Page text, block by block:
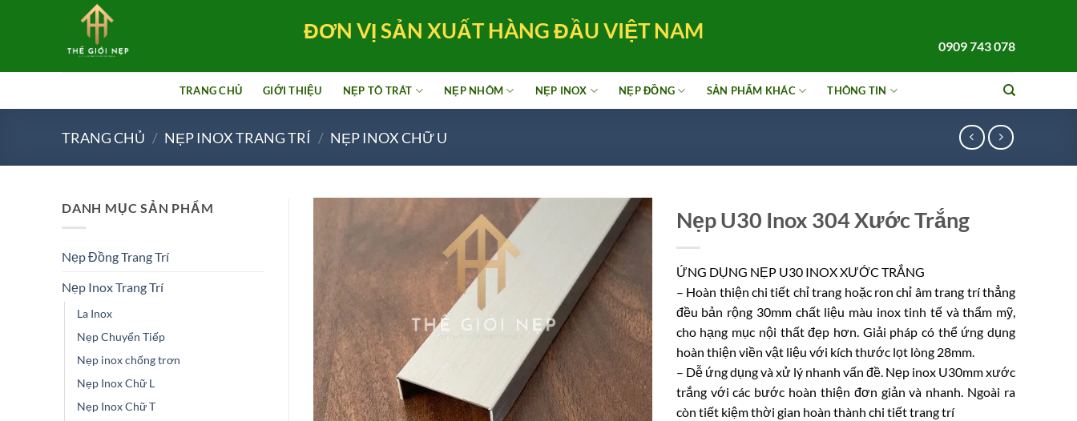
dung
ĐƠN VỊ SẢN XUẤT HÀNG ĐẦU VIỆT NAM
0909 743 078
TRANG CHỦ GIỚI THIỆU NẸP TÔ TRÁT NẸP NHÔM NẸP INOX NẸP ĐỒNG SẢN PHẨM KHÁC THÔNG TIN
TRANG CHỦ / NẸP INOX TRANG TRÍ / NẸP INOX CHỮ U
DANH MỤC SẢN PHẨM
Nẹp Đồng Trang Trí
Nẹp Inox Trang Trí
La Inox
Nẹp Chuyển Tiếp
Nẹp inox chống trơn
Nẹp Inox Chữ L
Nẹp Inox Chữ T
Nẹp U30 Inox 304 Xước Trắng
ỨNG DỤNG NẸP U30 INOX XƯỚC TRẮNG
– Hoàn thiện chi tiết chỉ trang hoặc ron chỉ âm trang trí thẳng
đều bản rộng 30mm chất liệu màu inox tinh tế và thẩm mỹ,
cho hạng mục nội thất đẹp hơn. Giải pháp có thể ứng dụng
hoàn thiện viền vật liệu với kích thước lọt lòng 28mm.
– Dễ ứng dụng và xử lý nhanh vấn đề. Nẹp inox U30mm xước
trắng với các bước hoàn thiện đơn giản và nhanh. Ngoài ra
còn tiết kiệm thời gian hoàn thành chi tiết trang trí